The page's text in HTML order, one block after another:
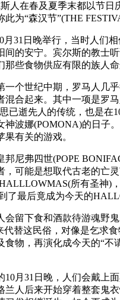
人在春及夏季末都以节日
为“森汉节”(THE
31日晚举行，当时人们相
间的安宁。宾尔斯的教士
那些食物供应有限的族人命
个世纪中期，罗马人几乎
混合起来。其中一项是罗
已逝先人的传统，也是在
神波娜(POMONA)的日子
有关的游戏。
尼弗四世(POPE
，可能是想取代古老的亡
所有圣神)
了最后竟成为今天的
留下食和酒款待游魂野鬼
代替这民俗，对像是乞求
食物，再演化成今天的“不
月31日晚，人们会戴上面
兰人后来开始穿着整套鬼